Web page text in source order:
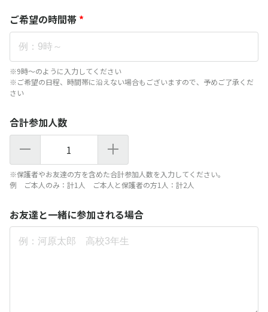
ご希望の時間帯 *
※9時～のように入力してください
※ご希望の日程、時間帯に沿えない場合もございますので、予めご了承くだ
さい
合計参加人数
1
※保護者やお友達の方を含めた合計参加人数を入力してください。
例 ご本人のみ：計1人 ご本人と保護者の方1人：計2人
お友達と一緒に参加される場合